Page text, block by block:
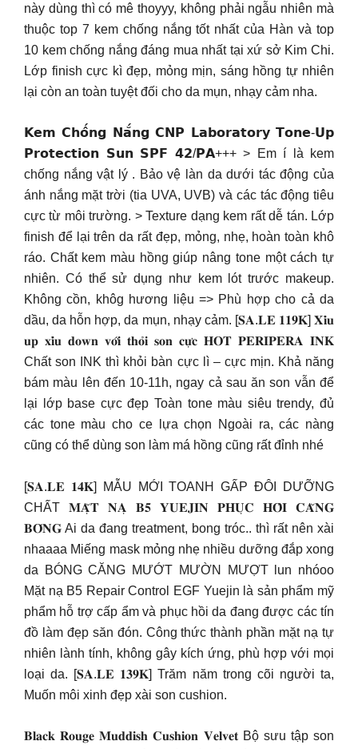
này dùng thì có mê thoyyy, không phải ngẫu nhiên mà
thuộc top 7 kem chống nắng tốt nhất của Hàn và top
10 kem chống nắng đáng mua nhất tại xứ sở Kim Chi.
Lớp finish cực kì đẹp, mỏng mịn, sáng hồng tự nhiên
lại còn an toàn tuyệt đối cho da mụn, nhạy cảm nha.
𝗞𝗲𝗺 𝗖𝗵𝗼̂́𝗻𝗴 𝗡𝗮̆́𝗻𝗴 𝗖𝗡𝗣 𝗟𝗮𝗯𝗼𝗿𝗮𝘁𝗼𝗿𝘆 𝗧𝗼𝗻𝗲-𝗨𝗽
𝗣𝗿𝗼𝘁𝗲𝗰𝘁𝗶𝗼𝗻 𝗦𝘂𝗻 𝗦𝗣𝗙 𝟰𝟮/𝗣𝗔+++ > Em í là kem
chống nắng vật lý . Bảo vệ làn da dưới tác động của
ánh nắng mặt trời (tia UVA, UVB) và các tác động tiêu
cực từ môi trường. > Texture dạng kem rất dễ tán. Lớp
finish để lại trên da rất đẹp, mỏng, nhẹ, hoàn toàn khô
ráo. Chất kem màu hồng giúp nâng tone một cách tự
nhiên. Có thể sử dụng như kem lót trước makeup.
Không cồn, khôg hương liệu => Phù hợp cho cả da
dầu, da hỗn hợp, da mụn, nhạy cảm. [𝐒𝐀.𝐋𝐄 𝟏𝟏𝟗𝐊] 𝐗𝐢̉𝐮
𝐮𝐩 𝐱𝐢̉𝐮 𝐝𝐨𝐰𝐧 𝐯𝐨̛́𝐢 𝐭𝐡𝐨̉𝐢 𝐬𝐨𝐧 𝐜𝐮̛̣𝐜 𝐇𝐎𝐓 𝐏𝐄𝐑𝐈𝐏𝐄𝐑𝐀 𝐈𝐍𝐊
Chất son INK thì khỏi bàn cực lì – cực mịn. Khả năng
bám màu lên đến 10-11h, ngay cả sau ăn son vẫn để
lại lớp base cực đẹp Toàn tone màu siêu trendy, đủ
các tone màu cho ce lựa chọn Ngoài ra, các nàng
cũng có thể dùng son làm má hồng cũng rất đỉnh nhé
[𝐒𝐀.𝐋𝐄 𝟏𝟒𝐊] MẪU MỚI TOANH GẤP ĐÔI DƯỠNG
CHẤT 𝐌𝐀̣̆𝐓 𝐍𝐀̣ 𝐁𝟓 𝐘𝐔𝐄𝐉𝐈𝐍 𝐏𝐇𝐔̣𝐂 𝐇𝐎̂̀𝐈 𝐂𝐀̆𝐍𝐆
𝐁𝐎́𝐍𝐆 Ai da đang treatment, bong tróc.. thì rất nên xài
nhaaaa Miếng mask mỏng nhẹ nhiều dưỡng đắp xong
da BÓNG CĂNG MƯỚT MƯỜN MƯỢT lun nhóoo
Mặt nạ B5 Repair Control EGF Yuejin là sản phẩm mỹ
phẩm hỗ trợ cấp ẩm và phục hồi da đang được các tín
đồ làm đẹp săn đón. Công thức thành phần mặt nạ tự
nhiên lành tính, không gây kích ứng, phù hợp với mọi
loại da. [𝐒𝐀.𝐋𝐄 𝟏𝟑𝟗𝐊] Trăm năm trong cõi người ta,
Muốn môi xinh đẹp xài son cushion.
𝐁𝐥𝐚𝐜𝐤 𝐑𝐨𝐮𝐠𝐞 𝐌𝐮𝐝𝐝𝐢𝐬𝐡 𝐂𝐮𝐬𝐡𝐢𝐨𝐧 𝐕𝐞𝐥𝐯𝐞𝐭 Bộ sưu tập son